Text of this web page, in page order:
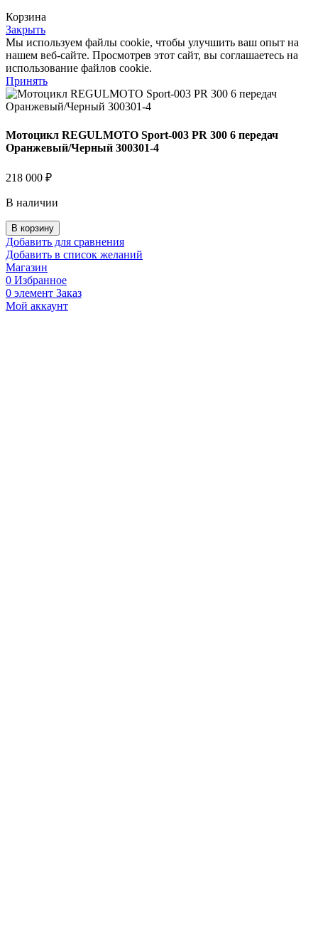
Корзина
Закрыть
Мы используем файлы cookie, чтобы улучшить ваш опыт на
нашем веб-сайте. Просмотрев этот сайт, вы соглашаетесь на
использование файлов cookie.
Принять
Мотоцикл REGULMOTO Sport-003 PR 300 6 передач
Оранжевый/Черный 300301-4
218 000 ₽
В наличии
Количество
товара
Мотоцикл
REGULMOTO
Sport-
003
PR
В корзину
Добавить для сравнения
Добавить в список желаний
Магазин
0 Избранное
0 элемент Заказ
Мой аккаунт